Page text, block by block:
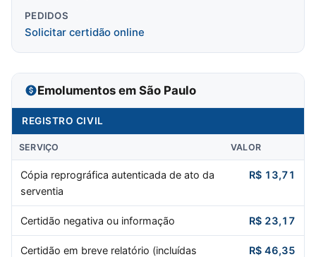
PEDIDOS
Solicitar certidão online
Emolumentos em São Paulo
REGISTRO CIVIL
SERVIÇO VALOR
Cópia reprográfica autenticada de ato da
serventia
R$ 13,71
Certidão negativa ou informação R$ 23,17
Certidão em breve relatório (incluídas
R$ 46,35